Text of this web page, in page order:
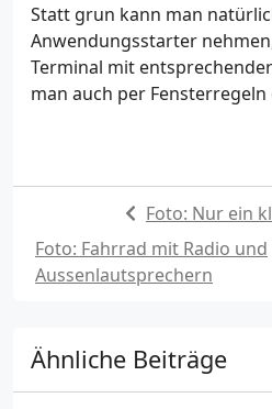
Statt grun kann man
Anwendungsstarter
Terminal mit
man auch per
Foto: Nur ein
Foto: Fahrrad mit Radio und
Aussenlautsprechern
Ähnliche Beiträge